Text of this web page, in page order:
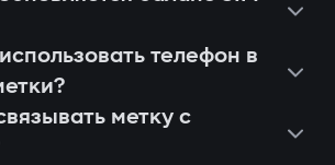
через приложение
автозапуск
событий и попыток
удочки»
цифровой метки с
AES128, которую
или заменить. Это
или действия системы;
push-уведомления и
для членов семьи
работников;
и подбор оптимальной
и программирование
телефон в
метку с